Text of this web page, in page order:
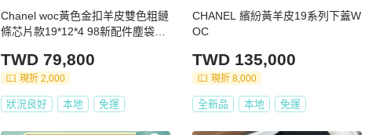
Chanel woc黃色金扣羊皮雙色粗鏈
條芯片款19*12*4 98新配件塵袋盒
TWD 79,800
現折 2,000
狀況良好 本地 免運
CHANEL 繽紛黃羊皮19系列下蓋W
OC
TWD 135,000
現折 8,000
全新品 本地 免運